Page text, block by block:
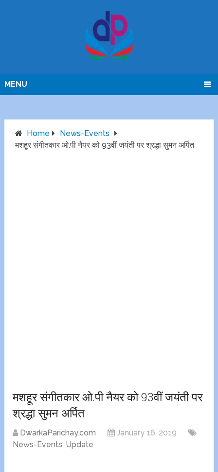
MENU
Home
News-Events
मशहूर संगीतकार ओ.पी नैयर को 93वीं जयंती पर श्रद्धा सुमन अर्पित
मशहूर संगीतकार ओ.पी नैयर को 93वीं जयंती पर
श्रद्धा सुमन अर्पित
DwarkaParichay.com
January 16, 2019
News-Events, Update